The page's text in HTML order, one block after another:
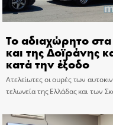
Το αδιαχώρητο
και της Δοϊράνης
κατά την έξοδο
Ατελείωτες οι ουρές των
τελωνεία της Ελλάδας και των